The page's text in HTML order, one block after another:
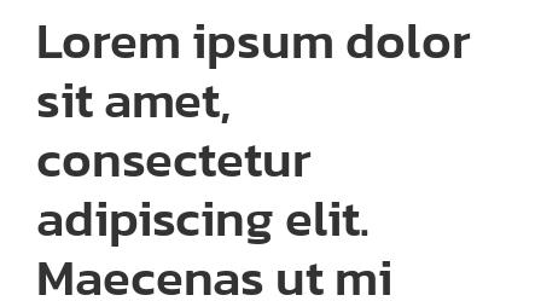
Lorem ipsum dolor
sit amet,
consectetur
adipiscing elit.
Maecenas ut mi